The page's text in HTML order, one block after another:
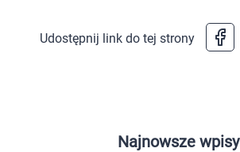
Udostępnij link do tej strony
Najnowsze wpisy